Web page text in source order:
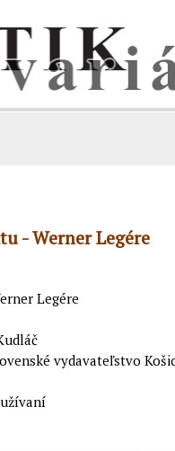
- Werner Legére
Legére
vydavateľstvo